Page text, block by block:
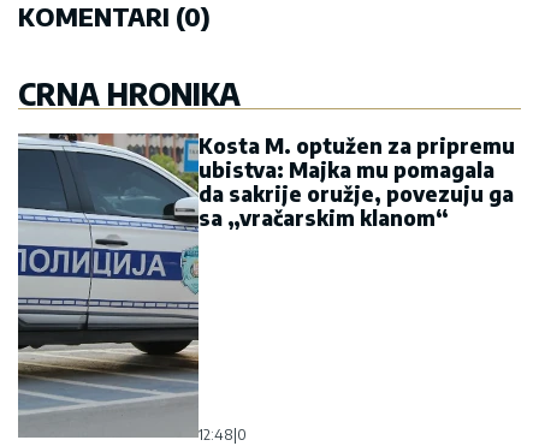
KOMENTARI (0)
CRNA HRONIKA
Kosta M. optužen za pripremu
ubistva: Majka mu pomagala
da sakrije oružje, povezuju ga
sa „vračarskim klanom“
12:48 0